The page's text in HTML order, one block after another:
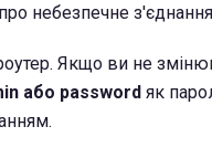
небезпечне
Якщо ви не
або password як